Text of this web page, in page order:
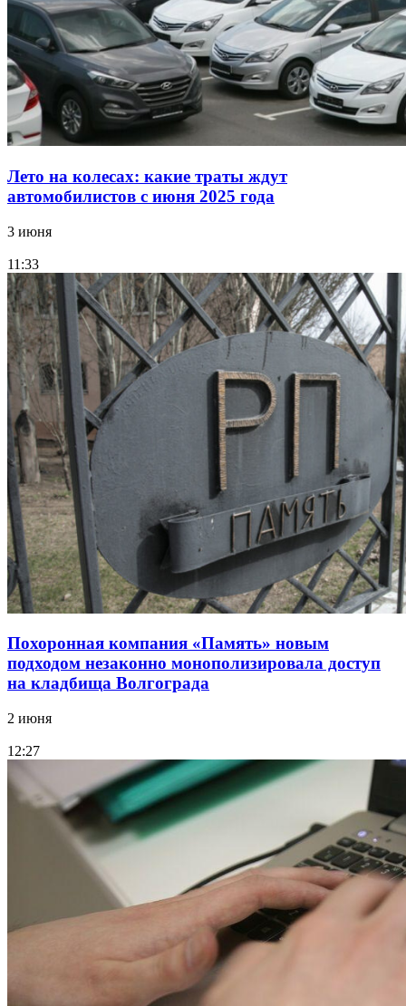
Лето на колесах: какие траты ждут
автомобилистов с июня 2025 года
3 июня
11:33
Похоронная компания «Память» новым
подходом незаконно монополизировала доступ
на кладбища Волгограда
2 июня
12:27